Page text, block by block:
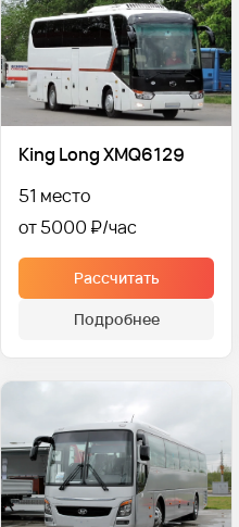
King Long XMQ6129
51 место
от 5000 ₽
Рассчитать
Подробнее